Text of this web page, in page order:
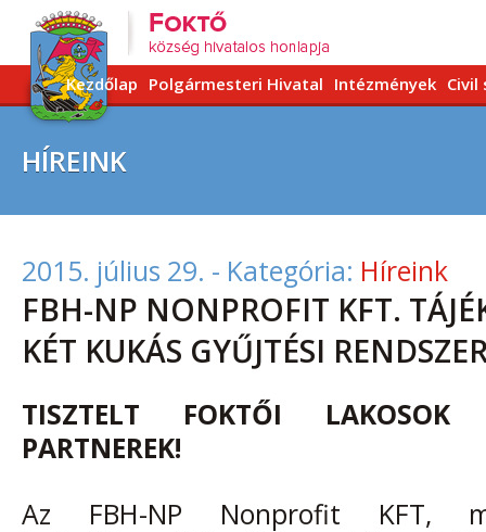
Kezdőlap Polgármesteri Hivatal Intézmények Civil
HÍREINK
2015. július 29. - Kategória: Híreink
FBH-NP NONPROFIT KFT.
KÉT KUKÁS GYŰJTÉSI
TISZTELT FOKTŐI LAKOSOK
PARTNEREK!
Az FBH-NP Nonprofit KFT,